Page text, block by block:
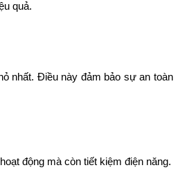
quả.
nhất. Điều này đảm bảo sự an toàn
động mà còn tiết kiệm điện năng.